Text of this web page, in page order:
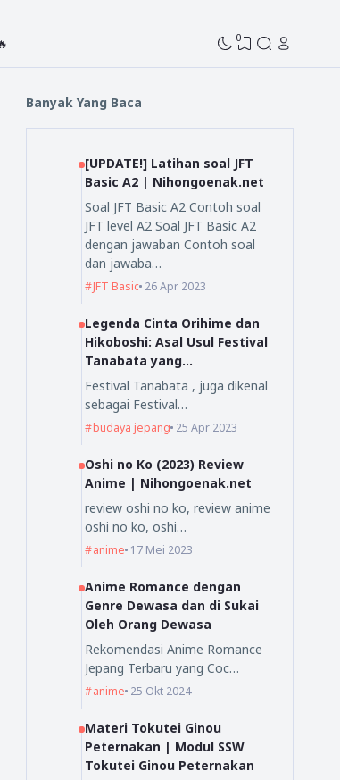
0
Banyak Yang Baca
[UPDATE!] Latihan soal JFT
Basic A2 | Nihongoenak.net
Soal JFT Basic A2 Contoh soal
JFT level A2 Soal JFT Basic A2
dengan jawaban Contoh soal
dan jawaba…
JFT Basic 26 Apr 2023
Legenda Cinta Orihime dan
Hikoboshi: Asal Usul Festival
Tanabata yang
Mengagumkan
Festival Tanabata , juga dikenal
sebagai Festival…
budaya jepang 25 Apr 2023
Oshi no Ko (2023) Review
Anime | Nihongoenak.net
review oshi no ko, review anime
oshi no ko, oshi…
anime 17 Mei 2023
Anime Romance dengan
Genre Dewasa dan di Sukai
Oleh Orang Dewasa
Rekomendasi Anime Romance
Jepang Terbaru yang Coc…
anime 25 Okt 2024
Materi Tokutei Ginou
Peternakan | Modul SSW
Tokutei Ginou Peternakan